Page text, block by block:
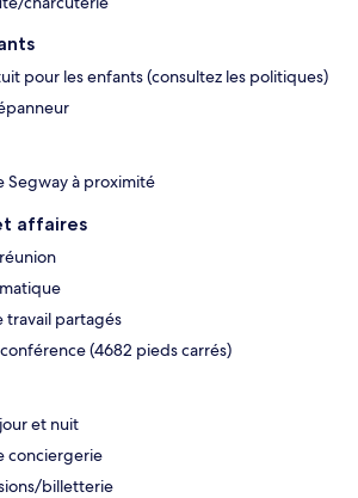
pour les enfants (consultez les politiques)
Segway à proximité
affaires
travail partagés
(4682 pieds carrés)
et nuit
conciergerie
billetterie